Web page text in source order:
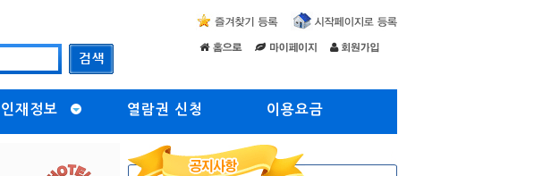
인재정보 열람권 신청 이용요금